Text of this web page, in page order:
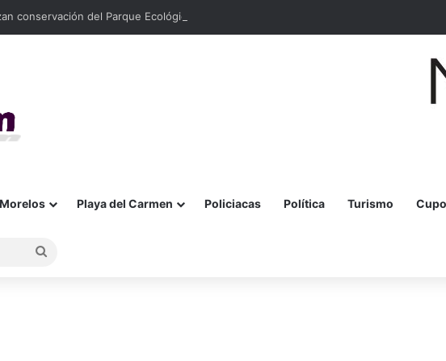
conservación del Parque Ecológico Estatal Kabah en Cancún
Playa del Carmen Policiacas Política Turismo